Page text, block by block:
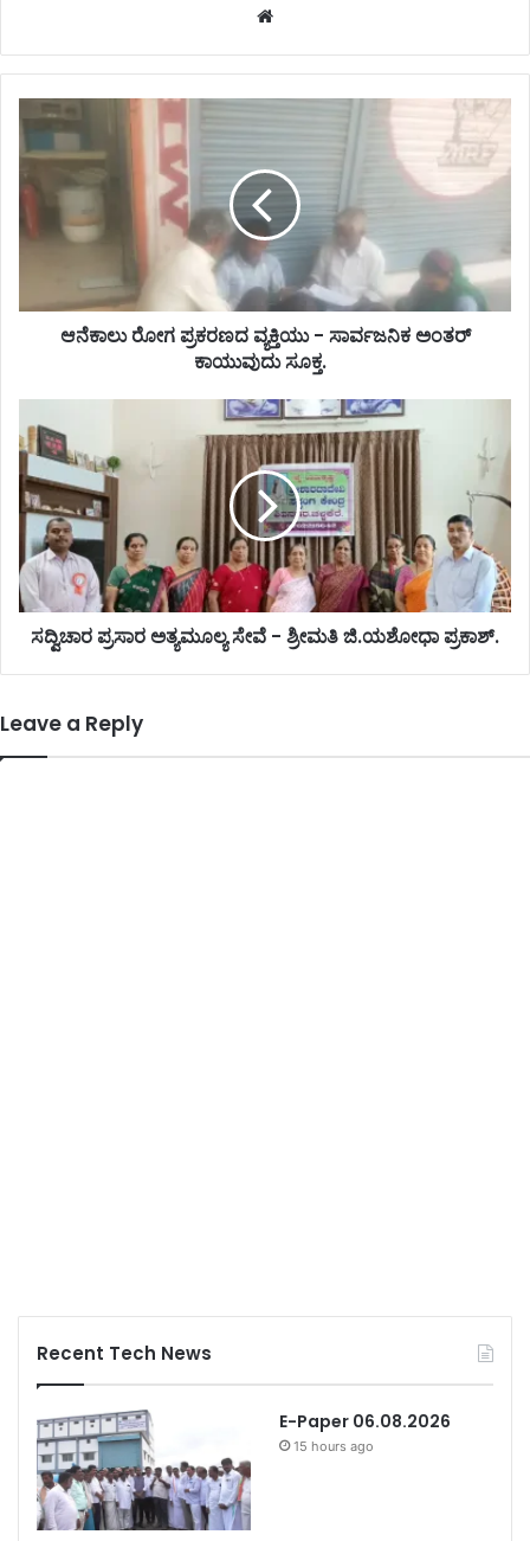
Website
ಆನೆಕಾಲು ರೋಗ ಪ್ರಕರಣದ ವ್ಯಕ್ತಿಯು - ಸಾರ್ವಜನಿಕ ಅಂತರ್
ಕಾಯುವುದು ಸೂಕ್ತ. ‌ ‌
ಸದ್ವಿಚಾರ ಪ್ರಸಾರ ಅತ್ಯಮೂಲ್ಯ ಸೇವೆ - ಶ್ರೀಮತಿ ಜಿ.ಯಶೋಧಾ ಪ್ರಕಾಶ್.
Leave a Reply
Recent Tech News
E-Paper 06.08.2026
15 hours ago